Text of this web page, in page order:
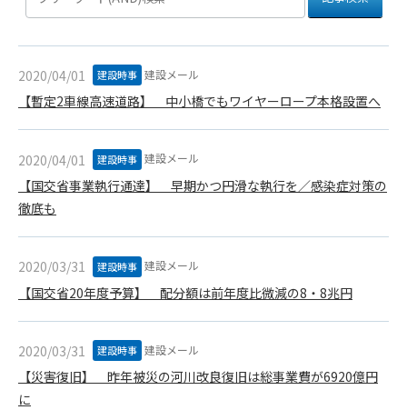
2020/04/01 建設時事 建設メール
【暫定2車線高速道路】 中小橋でもワイヤーロープ本格設置へ
2020/04/01 建設時事 建設メール
【国交省事業執行通達】 早期かつ円滑な執行を／感染症対策の
徹底も
2020/03/31 建設時事 建設メール
【国交省20年度予算】 配分額は前年度比微減の8・8兆円
2020/03/31 建設時事 建設メール
【災害復旧】 昨年被災の河川改良復旧は総事業費が6920億円
に
ます。
1. 会員は申込の際に管理者が発行したIDおよびパスワードの使
用および管理について責任を負うものとします。
ん。
3. 会員は、IDおよびパスワードの管理不十分、使用上の過誤、
第三者（他の会員を含む）の使用等による損害について責任
を負うものとし、管理者は一切責任を負いません。
第6条（会員の禁止事項）
1. 会員は建設資料館WEB上で以下の行為をしないものとしま
す。
(1) 第三者または管理者の著作権、その他知的所有権を侵害す
る行為
(2) 第三者または管理者の財産、プライバシー等を侵害する行
為